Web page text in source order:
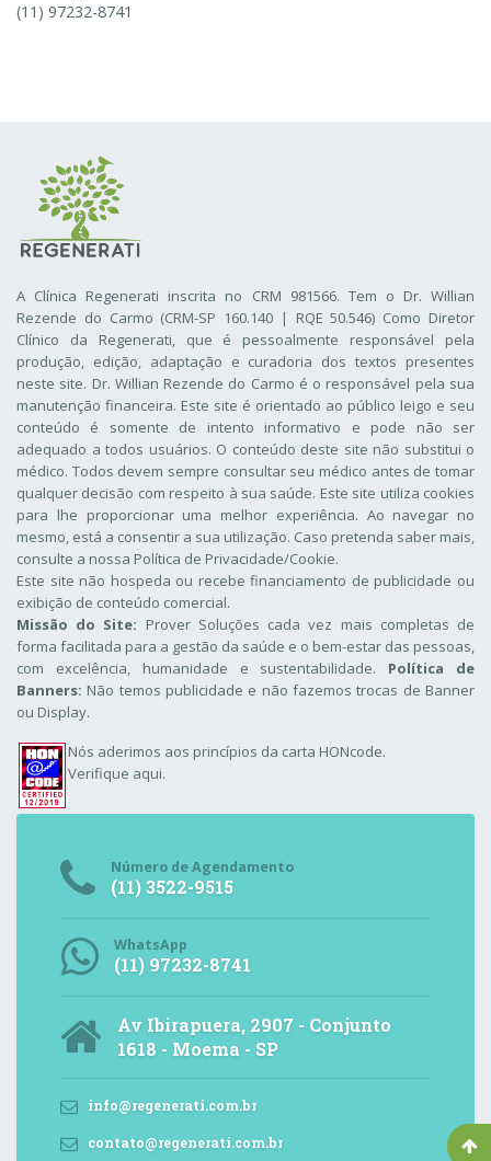
(11) 97232-8741
A Clínica Regenerati inscrita no CRM 981566. Tem o Dr. Willian
Rezende do Carmo (CRM-SP 160.140 | RQE 50.546) Como Diretor
Clínico da Regenerati, que é pessoalmente responsável pela
produção, edição, adaptação e curadoria dos textos presentes
neste site. Dr. Willian Rezende do Carmo é o responsável pela sua
manutenção financeira. Este site é orientado ao público leigo e seu
conteúdo é somente de intento informativo e pode não ser
adequado a todos usuários. O conteúdo deste site não substitui o
médico. Todos devem sempre consultar seu médico antes de tomar
qualquer decisão com respeito à sua saúde. Este site utiliza cookies
para lhe proporcionar uma melhor experiência. Ao navegar no
mesmo, está a consentir a sua utilização. Caso pretenda saber mais,
consulte a nossa Política de Privacidade/Cookie.
Este site não hospeda ou recebe financiamento de publicidade ou
exibição de conteúdo comercial.
Missão do Site: Prover Soluções cada vez mais completas de
forma facilitada para a gestão da saúde e o bem-estar das pessoas,
com excelência, humanidade e sustentabilidade. Política de
Banners: Não temos publicidade e não fazemos trocas de Banner
ou Display.
Nós aderimos aos princípios da carta HONcode.
Verifique aqui.
Número de Agendamento
(11) 3522-9515
WhatsApp
(11) 97232-8741
Av Ibirapuera, 2907 - Conjunto
1618 - Moema - SP
info@regenerati.com.br
contato@regenerati.com.br